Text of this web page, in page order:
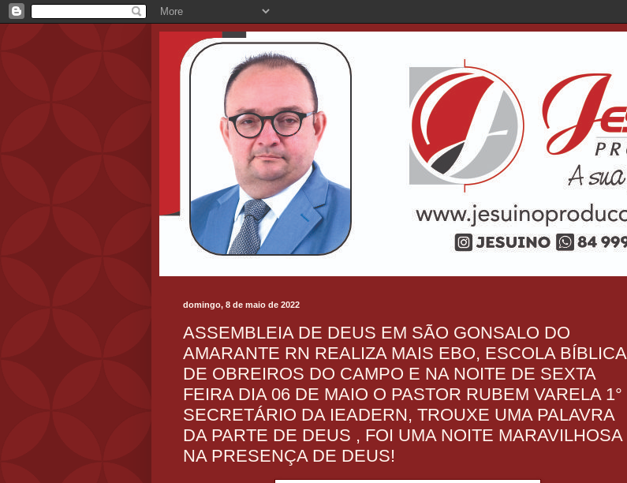
domingo, 8 de maio de 2022
ASSEMBLEIA DE DEUS EM SÃO GONSALO DO
AMARANTE RN REALIZA MAIS EBO, ESCOLA BÍBLICA
DE OBREIROS DO CAMPO E NA NOITE DE SEXTA
FEIRA DIA 06 DE MAIO O PASTOR RUBEM VARELA 1°
SECRETÁRIO DA IEADERN, TROUXE UMA PALAVRA
DA PARTE DE DEUS , FOI UMA NOITE MARAVILHOSA
NA PRESENÇA DE DEUS!